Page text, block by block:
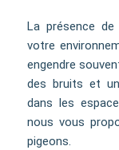
La présence
votre
engendre
des bruits et
dans les
nous vous
pigeons.